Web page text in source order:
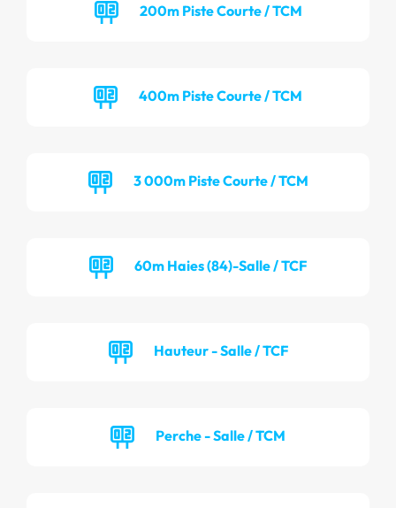
200m Piste Courte / TCM
400m Piste Courte / TCM
3 000m Piste Courte / TCM
60m Haies (84)-Salle / TCF
Hauteur - Salle / TCF
Perche - Salle / TCM